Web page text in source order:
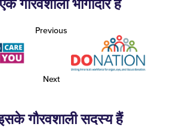
गौरवशाली भागीदार हैं
Previous
Next
गौरवशाली सदस्य हैं